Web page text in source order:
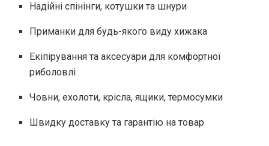
Надійні спінінги, котушки та шнури
Приманки для будь-якого виду хижака
Екіпірування та аксесуари для комфортної
риболовлі
Човни, ехолоти, крісла, ящики, термосумки
Швидку доставку та гарантію на товар